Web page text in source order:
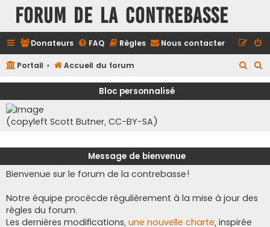
FORUM DE LA CONTREBASSE
Donateurs FAQ Règles Nous contacter
Portail Accueil du forum
e
e
Bloc personnalisé
(copyleft Scott Butner, CC-BY-SA)
Message de bienvenue
Bienvenue sur le forum de la contrebasse!
Notre équipe procècde régulièrement à la mise à jour des
règles du forum.
Les dernières modifications, une nouvelle charte, inspirée